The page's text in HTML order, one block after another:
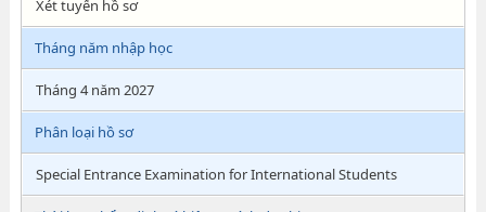
Xét tuyển hồ sơ
Tháng năm nhập học
Tháng 4 năm 2027
Phân loại hồ sơ
Special Entrance Examination for International Students